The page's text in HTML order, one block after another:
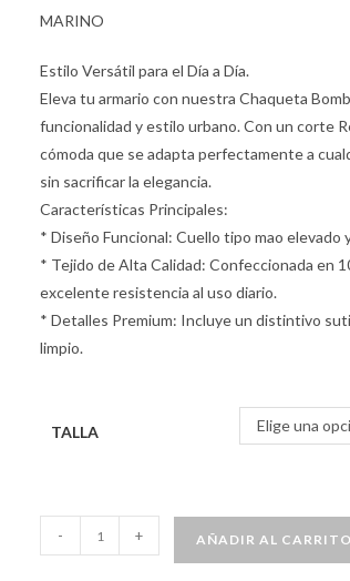
MARINO
Estilo Versátil para el Día a Día.
Eleva tu armario con nuestra Chaqueta
funcionalidad y estilo urbano. Con un corte
cómoda que se adapta perfectamente a
sin sacrificar la elegancia.
Características Principales:
* Diseño Funcional: Cuello tipo mao
* Tejido de Alta Calidad: Confeccionada en
excelente resistencia al uso diario.
* Detalles Premium: Incluye un distintivo
limpio.
TALLA Elige una
- + AÑADIR AL CARRITO